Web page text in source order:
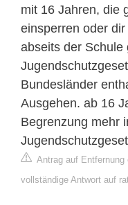
mit 16 Jahren, die
einsperren oder
abseits der Schule
Bundesländer
Ausgehen. ab 16
Begrenzung mehr
Antrag auf Entfernung
vollständige Antwort auf